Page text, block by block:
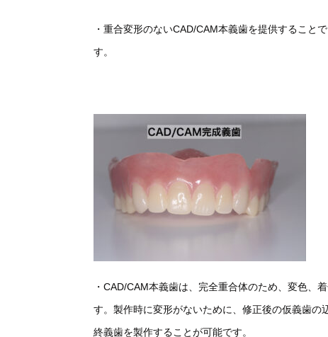
・重合変形のないCAD/CAM本義歯を提供すること
す。
・ CAD/CAM本義歯は、完全重合体のため、変色、
す。製作時に変形がないために、修正後の仮義歯
終義歯を製作することが可能です。